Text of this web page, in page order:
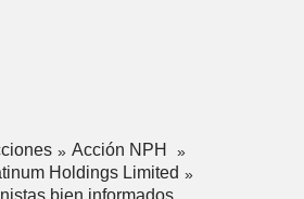
Acción NPH
Holdings Limited
bien informados